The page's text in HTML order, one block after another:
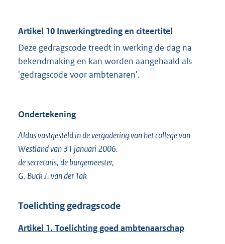
Artikel 10 Inwerkingtreding en citeertitel
Deze gedragscode treedt in werking de dag na
bekendmaking en kan worden aangehaald als
'gedragscode voor ambtenaren'.
Ondertekening
Aldus vastgesteld in de vergadering van het college van
Westland van 31 januari 2006.
de secretaris, de burgemeester,
G. Buck J. van der Tak
Toelichtinggedragscode
Artikel 1. Toelichting goed ambtenaarschap